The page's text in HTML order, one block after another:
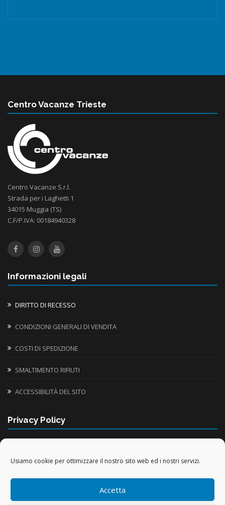
Usiamo cookie per ottimizzare il nostro sito web ed i nostri servizi.
Accetta
Centro Vacanze Trieste
Centro Vacanze S.r.l.
Strada per i Laghetti 1
34015 Muggia (TS)
C.F/P.IVA: 00184940328
Informazioni legali
DIRITTO DI RECESSO
CONDIZIONI GENERALI DI VENDITA
COSTI DI SPEDIZIONE
SMALTIMENTO RIFIUTI
ACCESSIBILITÀ DEL SITO
Privacy Policy
TRATTAMENTO DATI ACQUISTI ONLINE